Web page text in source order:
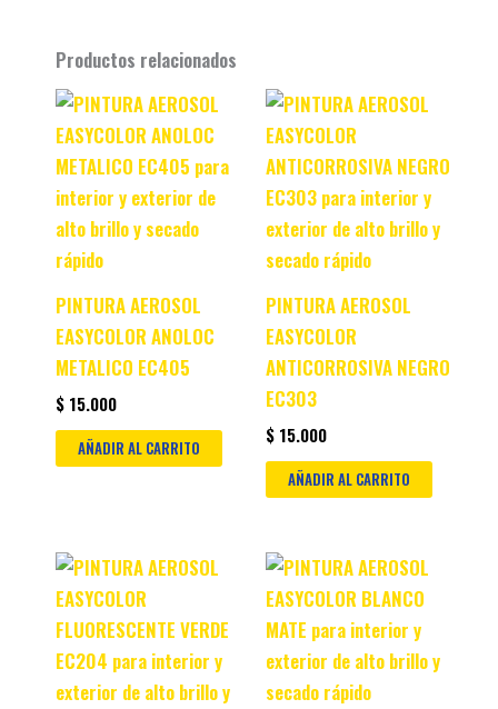
Productos relacionados
PINTURA AEROSOL
EASYCOLOR ANOLOC
METALICO EC405
$ 15.000
AÑADIR AL CARRITO
PINTURA AEROSOL
EASYCOLOR
ANTICORROSIVA NEGRO
EC303
$ 15.000
AÑADIR AL CARRITO